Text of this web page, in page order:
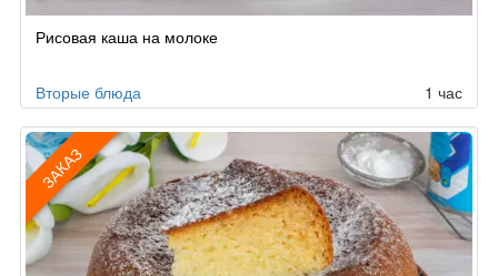
Рисовая каша на молоке
Вторые блюда 1 час
ЗАКАЗ